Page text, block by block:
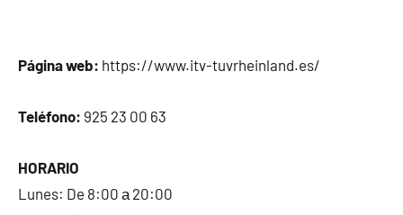
Página web: https://www.itv-tuvrheinland.es/
Teléfono: 925 23 00 63
HORARIO
Lunes: De 8:00 а 20:00